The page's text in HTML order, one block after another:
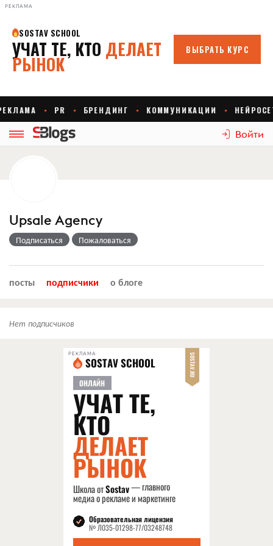
РЕКЛАМА
Войти
Upsale Agency
Подписаться Пожаловаться
посты подписчики о блоге
Нет подписчиков
РЕКЛАМА